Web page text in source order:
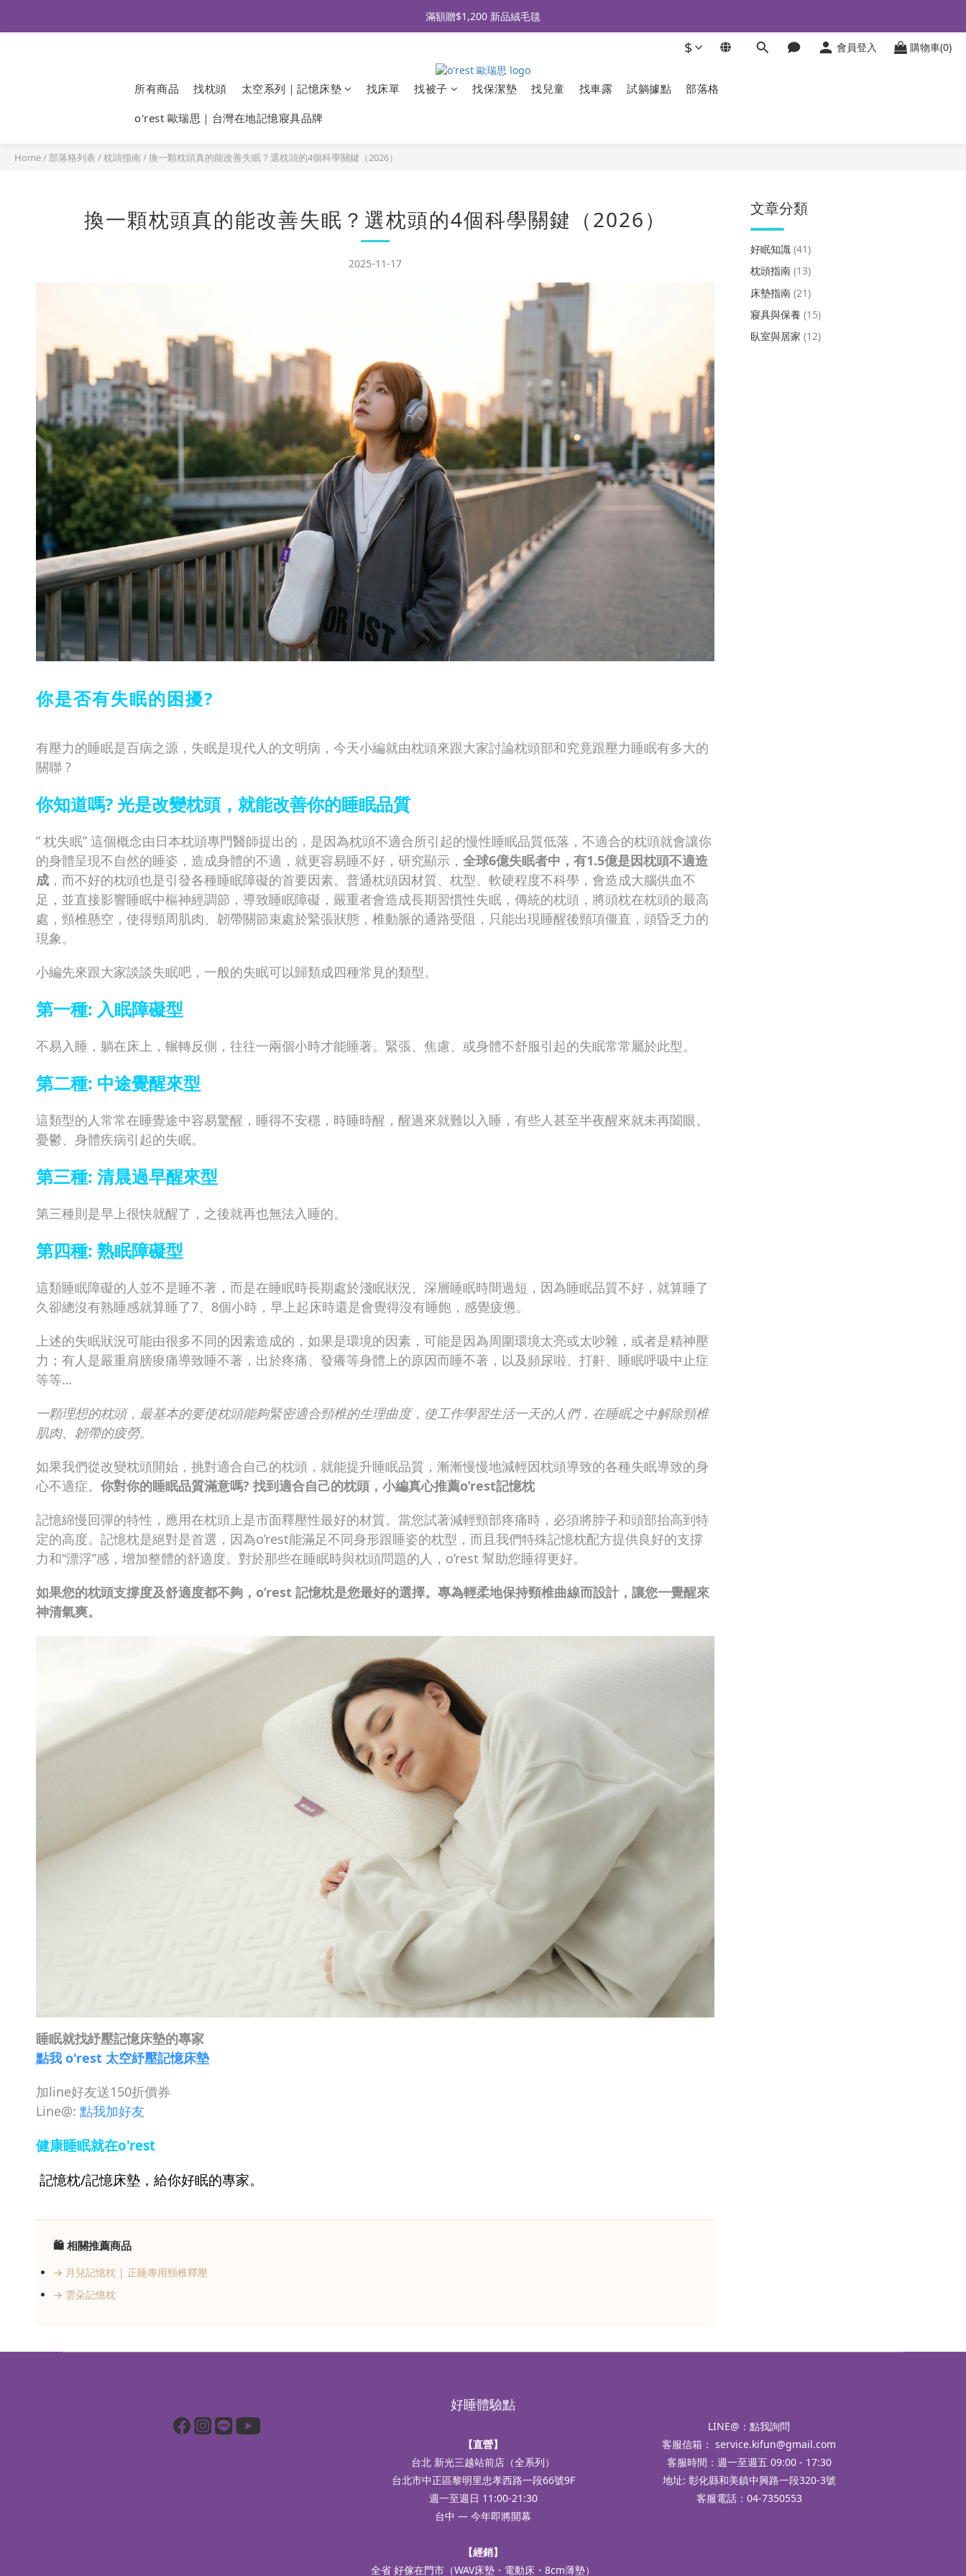
全品牌滿 $990免運｜會員買即贈〈 購物金 〉
滿額贈$1,200 新品絨毛毯
$ 會員登入 購物車(0)
所有商品 找枕頭 太空系列｜記憶床墊 找床單 找被子 找保潔墊 找兒童 找車露 試躺據點 部落格
o'rest 歐瑞思｜台灣在地記憶寢具品牌
Home/部落格列表 /枕頭指南/換一顆枕頭真的能改善失眠？選枕頭的4個科學關鍵（2026）
換一顆枕頭真的能改善失眠？選枕頭的4個科學關鍵（2026）
2025-11-17
你是否有失眠的困擾?
有壓力的睡眠是百病之源，失眠是現代人的文明病，今天小編就由枕頭來跟大家討論枕頭部和究竟跟壓力睡眠有多大的
關聯 ?
你知道嗎? 光是改變枕頭，就能改善你的睡眠品質
” 枕失眠” 這個概念由日本枕頭專門醫師提出的，是因為枕頭不適合所引起的慢性睡眠品質低落，不適合的枕頭就會讓你
的身體呈現不自然的睡姿，造成身體的不適，就更容易睡不好，研究顯示， 全球6億失眠者中，有1.5億是因枕頭不適造
成 ，而不好的枕頭也是引發各種睡眠障礙的首要因素。普通枕頭因材質、枕型、軟硬程度不科學，會造成大腦供血不
足，並直接影響睡眠中樞神經調節，導致睡眠障礙，嚴重者會造成長期習慣性失眠，傳統的枕頭，將頭枕在枕頭的最高
處，頸椎懸空，使得頸周肌肉、韌帶關節束處於緊張狀態，椎動脈的通路受阻，只能出現睡醒後頸項僵直，頭昏乏力的
現象。
小編先來跟大家談談失眠吧，一般的失眠可以歸類成四種常見的類型。
第一種: 入眠障礙型
不易入睡，躺在床上，輾轉反側，往往一兩個小時才能睡著。緊張、焦慮、或身體不舒服引起的失眠常常屬於此型。
第二種: 中途覺醒來型
這類型的人常常在睡覺途中容易驚醒，睡得不安穩，時睡時醒，醒過來就難以入睡，有些人甚至半夜醒來就未再闔眼。
憂鬱、身體疾病引起的失眠。
第三種: 清晨過早醒來型
第三種則是早上很快就醒了，之後就再也無法入睡的。
第四種: 熟眠障礙型
這類睡眠障礙的人並不是睡不著，而是在睡眠時長期處於淺眠狀況、深層睡眠時間過短，因為睡眠品質不好，就算睡了
久卻總沒有熟睡感就算睡了7、8個小時，早上起床時還是會覺得沒有睡飽，感覺疲憊。
上述的失眠狀況可能由很多不同的因素造成的，如果是環境的因素，可能是因為周圍環境太亮或太吵雜，或者是精神壓
力；有人是嚴重肩膀痠痛導致睡不著，出於疼痛、發癢等身體上的原因而睡不著，以及頻尿啦、打鼾、睡眠呼吸中止症
等等…
一顆理想的枕頭，最基本的要使枕頭能夠緊密適合頸椎的生理曲度，使工作學習生活一天的人們，在睡眠之中解除頸椎
肌肉、韌帶的疲勞。
如果我們從改變枕頭開始，挑對適合自己的枕頭，就能提升睡眠品質，漸漸慢慢地減輕因枕頭導致的各種失眠導致的身
心不適症。 你對你的睡眠品質滿意嗎? 找到適合自己的枕頭，小編真心推薦o’rest記憶枕
記憶綿慢回彈的特性，應用在枕頭上是市面釋壓性最好的材質。當您試著減輕頸部疼痛時，必須將脖子和頭部抬高到特
定的高度。記憶枕是絕對是首選，因為o’rest能滿足不同身形跟睡姿的枕型，而且我們特殊記憶枕配方提供良好的支撐
力和“漂浮”感，增加整體的舒適度。對於那些在睡眠時與枕頭問題的人，o’rest 幫助您睡得更好。
如果您的枕頭支撐度及舒適度都不夠，o’rest 記憶枕是您最好的選擇。專為輕柔地保持頸椎曲線而設計，讓您一覺醒來
神清氣爽。
睡眠就找紓壓記憶床墊的專家
點我 o'rest 太空紓壓記憶床墊
加line好友送150折價券
Line@: 點我加好友
健康睡眠就在o'rest
記憶枕/記憶床墊，給你好眠的專家。
🛍 相關推薦商品
→ 月兒記憶枕 | 正睡專用頸椎釋壓
→ 雲朵記憶枕
文章分類
好眠知識 (41)
枕頭指南 (13)
床墊指南 (21)
寢具與保養 (15)
臥室與居家 (12)
好睡體驗點
【直營】
台北 新光三越站前店（全系列）
台北市中正區黎明里忠孝西路一段66號9F
週一至週日 11:00-21:30
台中 — 今年即將開幕
【經銷】
全省 好傢在門市（WAV床墊・電動床・8cm薄墊）
LINE@： 點我詢問
客服信箱： service.kifun@gmail.com
客服時間：週一至週五 09:00 - 17:30
地址: 彰化縣和美鎮中興路一段320-3號
客服電話：04-7350553